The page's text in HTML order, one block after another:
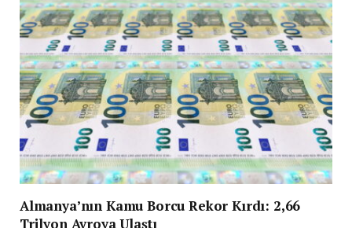
Almanya’nın Kamu Borcu Rekor Kırdı: 2,66
Trilyon Avroya Ulaştı